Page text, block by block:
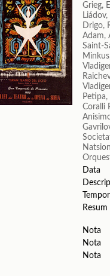
Grieg,
Drigo,
Adam,
Saint-
Coralli
Data
Resum
Nota
Nota
Nota